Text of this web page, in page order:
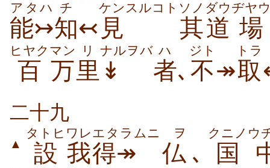
能↣
アタハ
知
チ
↢ 見
ケンスルコト
其
ソノ
道
ダウ
場
ヂヤ
百
ヒヤク
万
マン
里
リ
↡
ナルヲバ
者
ハ
､ 不
ジト
↠取
トラ
二十九
▲ 設
タトヒ
我
ワレ
得↠
エタラムニ
仏
ヲ
､ 国
クニノ ウ